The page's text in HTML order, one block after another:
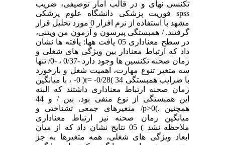
تکنسی نهای و در قالب آمار توصیفی، ضریب
spss فوریت پزشکی دانشگاه علوم پزشکی
مشهد با استفاده از نرم افزار 0 مورد تحلیل قرار
گرفتند. / همبستگی پیرسون و آزمون من ویتنی،
در سطح معناداری 05 یافت هها: یافته ها نشان
داد که ارتباط معنادار بین ویژگی های شغلی و
زمان صحنه تکنسین ها وجود دارد -0/37 ، -0/ تنها
سه متغیر تنوع مهارت، اهمیت شغل و بازخورد
با ضرایب همبستگی 34 )r= -0/28( 0- ، با میانگین
زمان صحنه ارتباط معناداری داشتند که البته
این همبستگی از نوع منفی بود. بین / و 44
همچنین .)p>0/ متغیرهای جمعی تشناختی و
میانگین زمان صحنه نیز ارتباط معناداری
ملاحظه نشد ) 05 نتایج نشان داد که از میان
ابعاد ویژگی های شغلی، همه متغیرها به جز